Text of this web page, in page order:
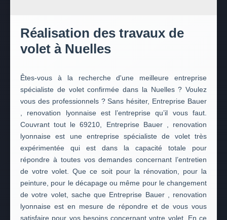
Réalisation des travaux de
volet à Nuelles
Êtes-vous à la recherche d'une meilleure entreprise
spécialiste de volet confirmée dans la Nuelles ? Voulez
vous des professionnels ? Sans hésiter, Entreprise Bauer
, renovation lyonnaise est l’entreprise qu’il vous faut.
Couvrant tout le 69210, Entreprise Bauer , renovation
lyonnaise est une entreprise spécialiste de volet très
expérimentée qui est dans la capacité totale pour
répondre à toutes vos demandes concernant l’entretien
de votre volet. Que ce soit pour la rénovation, pour la
peinture, pour le décapage ou même pour le changement
de votre volet, sache que Entreprise Bauer , renovation
lyonnaise est en mesure de répondre et de vous vous
satisfaire pour vos besoins concernant votre volet. En ce